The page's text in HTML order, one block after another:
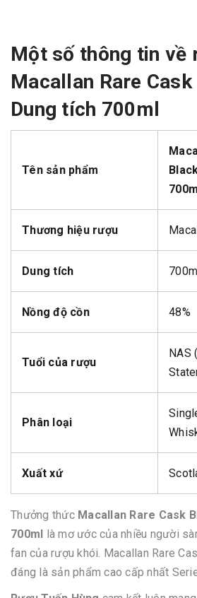
Một số thông tin về
Macallan Rare
Dung tích 700ml
Tên sản phẩm
700ml
Thương hiệu rượu
Dung tích 700ml
Nồng độ cồn 48%
Tuổi của rượu
NAS
Phân loại
Xuất xứ
Thưởng thức Macallan Rare Cask
700ml
là mơ ước của nhiều người
fan của rượu khói. Macallan Rare
đáng là sản phẩm cao cấp nhất